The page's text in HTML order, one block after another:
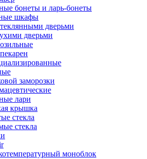
бонеты и ларь-бонеты
шкафы
дверьми
дверьми
заморозки
лари
крышка
стекла
стекла
моноблок